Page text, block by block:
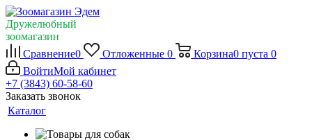
Дружелюбный
зоомагазин
Сравнение0 Отложенные 0 Корзина0 пуста 0
ВойтиМой кабинет
+7 (3843) 60-58-60
Заказать звонок
Каталог